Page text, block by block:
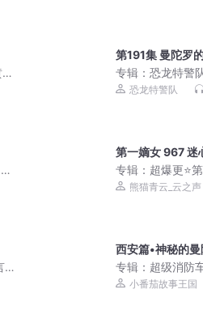
第191集 曼陀罗
专辑：恐龙特警
儿童侦探推理故事
恐龙特警队
第一嫡女 967 迷
专辑： 超爆更⭐
生复仇｜第一庶
熊猫青云_云之声
西安篇•神秘的
专辑： 超级消防
长世界宝藏中国篇
小番茄故事王国